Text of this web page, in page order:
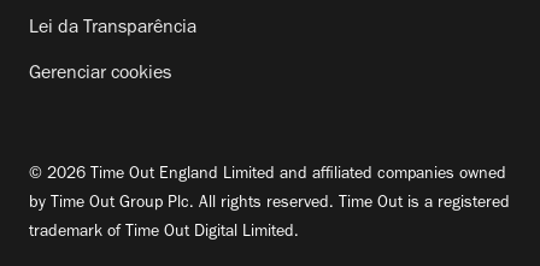
Lei da Transparência
Gerenciar cookies
© 2026 Time Out England Limited and affiliated companies owned
by Time Out Group Plc. All rights reserved. Time Out is a registered
trademark of Time Out Digital Limited.